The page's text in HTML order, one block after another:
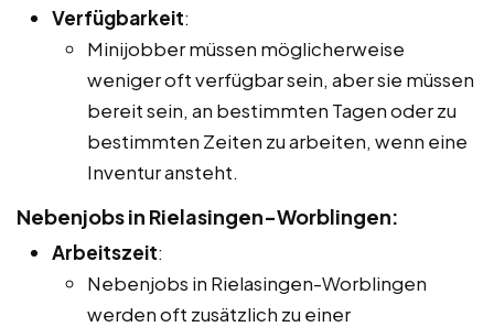
Verfügbarkeit:
Minijobber müssen möglicherweise
weniger oft verfügbar sein, aber sie müssen
bereit sein, an bestimmten Tagen oder zu
bestimmten Zeiten zu arbeiten, wenn eine
Inventur ansteht.
Nebenjobs in Rielasingen-Worblingen:
Arbeitszeit:
Nebenjobs in Rielasingen-Worblingen
werden oft zusätzlich zu einer